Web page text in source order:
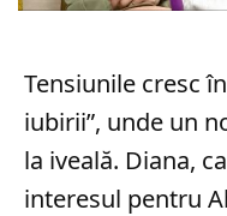
Tensiunile cresc
iubirii”, unde un
la iveală. Diana,
interesul pentru